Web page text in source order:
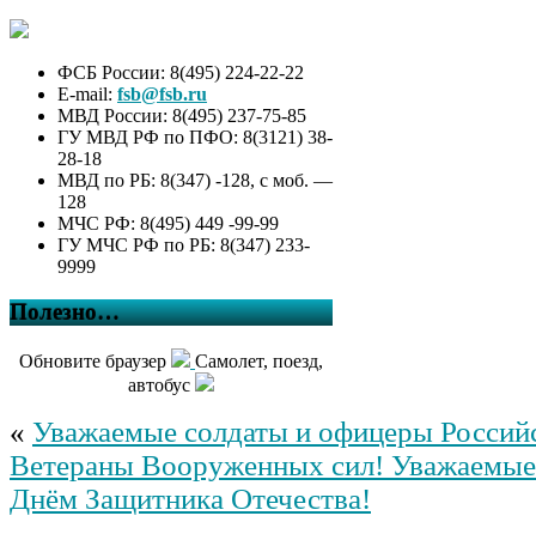
ФСБ России: 8(495) 224-22-22
E-mail: fsb@fsb.ru
МВД России: 8(495) 237-75-85
ГУ МВД РФ по ПФО: 8(3121) 38-
28-18
МВД по РБ: 8(347) -128, с моб. —
128
МЧС РФ: 8(495) 449 -99-99
ГУ МЧС РФ по РБ: 8(347) 233-
9999
Полезно…
Обновите браузер
Самолет, поезд,
автобус
« Уважаемые солдаты и офицеры
Ветераны Вооруженных сил!
Днём Защитника Отечества!